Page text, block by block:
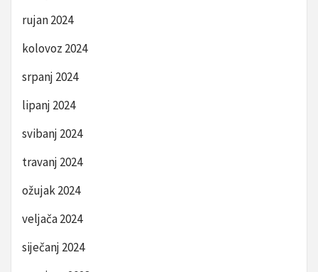
rujan 2024
kolovoz 2024
srpanj 2024
lipanj 2024
svibanj 2024
travanj 2024
ožujak 2024
veljača 2024
siječanj 2024